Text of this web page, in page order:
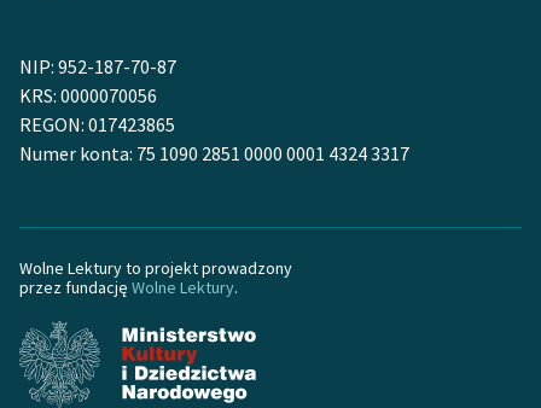
Odkurzamy bohaterów
Szkoła Poezji Wolnych
O nas
Kontakt
O projekcie
Zespół
NIP: 952-187-70-87
KRS: 0000070056
REGON: 017423865
Numer konta: 75 1090 2851 0000 0001 4324 3317
Wolne Lektury to projekt prowadzony
przez fundację Wolne Lektury.